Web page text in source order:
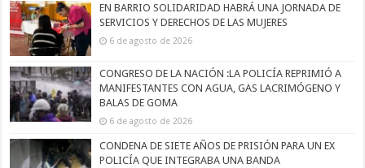
EN BARRIO SOLIDARIDAD HABRÁ UNA JORNADA DE
SERVICIOS Y DERECHOS DE LAS MUJERES
6 de agosto de 2026
CONGRESO DE LA NACIÓN :LA POLICÍA REPRIMIÓ A
MANIFESTANTES CON AGUA, GAS LACRIMÓGENO Y
BALAS DE GOMA
6 de agosto de 2026
CONDENA DE SIETE AÑOS DE PRISIÓN PARA UN EX
POLICÍA QUE INTEGRABA UNA BANDA